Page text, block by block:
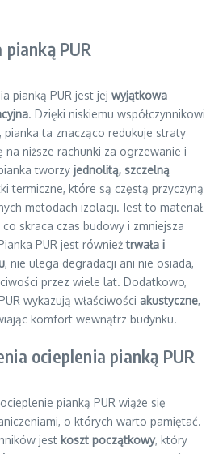
PUR
pianką PUR jest jej wyjątkowa
. Dzięki niskiemu współczynnikowi
pianka ta znacząco redukuje straty
na niższe rachunki za ogrzewanie i
tworzy jednolitą, szczelną
termiczne, które są częstą przyczyną
metodach izolacji. Jest to materiał
co skraca czas budowy i zmniejsza
PUR jest równieżtrwała i
, nie ulega degradacji ani nie osiada,
przez wiele lat. Dodatkowo,
wykazują właściwości akustyczne,
komfort wewnątrz budynku.
ocieplenia pianką PUR
pianką PUR wiąże się
o których warto pamiętać.
jest koszt początkowy, który